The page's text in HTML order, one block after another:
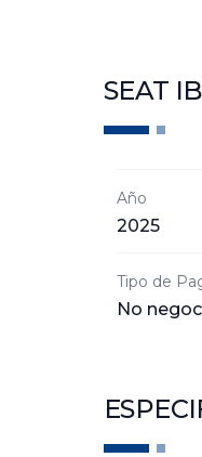
SEAT
Año
2025
Tipo de
No